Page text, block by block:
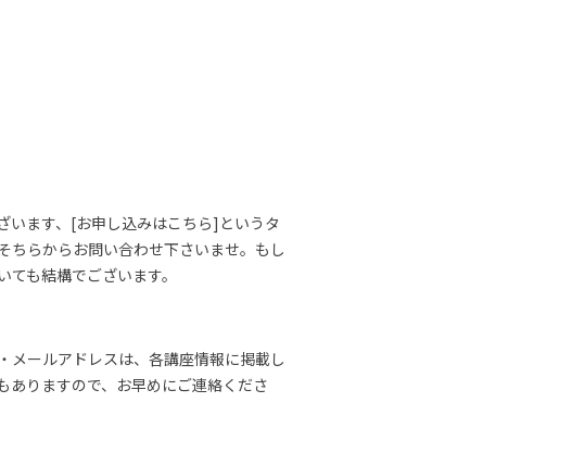
います、[お申し込みはこちら]というタ
ちらからお問い合わせ下さいませ。もし
も結構でございます。
メールアドレスは、各講座情報に掲載し
ありますので、お早めにご連絡くださ